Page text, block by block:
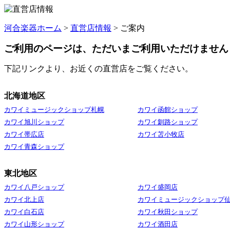
河合楽器ホーム > 直営店情報 > ご案内
ご利用のページは、ただいまご利用いただけません
下記リンクより、お近くの直営店をご覧ください。
北海道地区
カワイミュージックショップ札幌
カワイ函館ショップ
カワイ旭川ショップ
カワイ釧路ショップ
カワイ帯広店
カワイ苫小牧店
カワイ青森ショップ
東北地区
カワイ八戸ショップ
カワイ盛岡店
カワイ北上店
カワイミュージックショップ
カワイ白石店
カワイ秋田ショップ
カワイ山形ショップ
カワイ酒田店